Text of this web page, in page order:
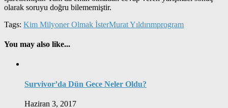
olarak soruyu doğru bilememiştir.
Tags: Kim Milyoner Olmak İsterMurat Yıldırımprogram
You may also like...
Survivor’da Dün Gece Neler Oldu?
Haziran 3, 2017